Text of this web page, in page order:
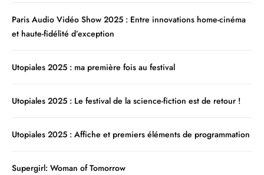
Paris Audio Vidéo Show 2025 : Entre innovations home-cinéma
et haute-fidélité d’exception
Utopiales 2025 : ma première fois au festival
Utopiales 2025 : Le festival de la science-fiction est de retour !
Utopiales 2025 : Affiche et premiers éléments de programmation
Supergirl: Woman of Tomorrow